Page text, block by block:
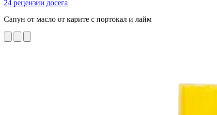
24 рецензии досега
Сапун от масло от карите с портокал и лайм